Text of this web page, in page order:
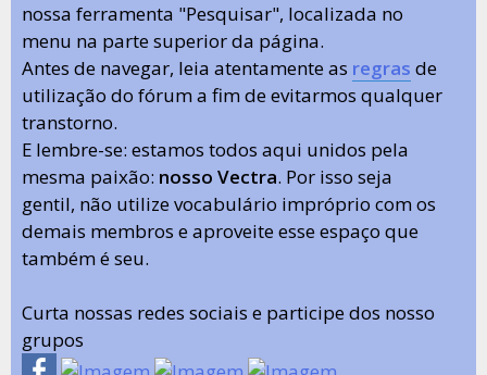
nossa ferramenta "Pesquisar", localizada no
menu na parte superior da página.
Antes de navegar, leia atentamente as regras de
utilização do fórum a fim de evitarmos qualquer
transtorno.
E lembre-se: estamos todos aqui unidos pela
mesma paixão: nosso Vectra. Por isso seja
gentil, não utilize vocabulário impróprio com os
demais membros e aproveite esse espaço que
também é seu.
Curta nossas redes sociais e participe dos nosso
grupos